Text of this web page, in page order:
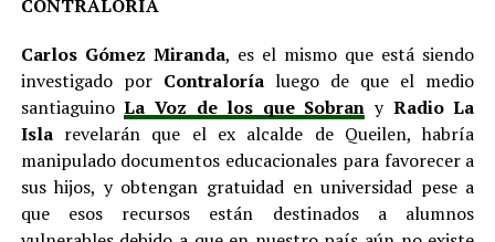
CONTRALORÍA
Carlos Gómez Miranda, es el mismo que está siendo
investigado por Contraloríaluego de que el medio
santiaguinoLa Voz de los que Sobran y Radio La
Islarevelarán que el ex alcalde de Queilen, habría
manipulado documentos educacionales para favorecer a
sus hijos, y obtengan gratuidad en universidad pese a
que esos recursos están destinados a alumnos